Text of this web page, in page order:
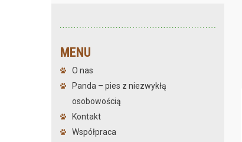
MENU
O nas
Panda – pies z niezwykłą
osobowością
Kontakt
Współpraca